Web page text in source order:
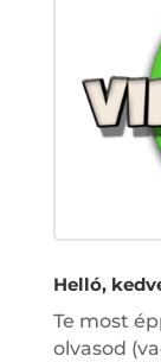
Helló,
Te most
olvasod